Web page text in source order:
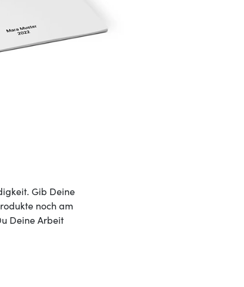
Gib Deine
noch am
Deine Arbeit